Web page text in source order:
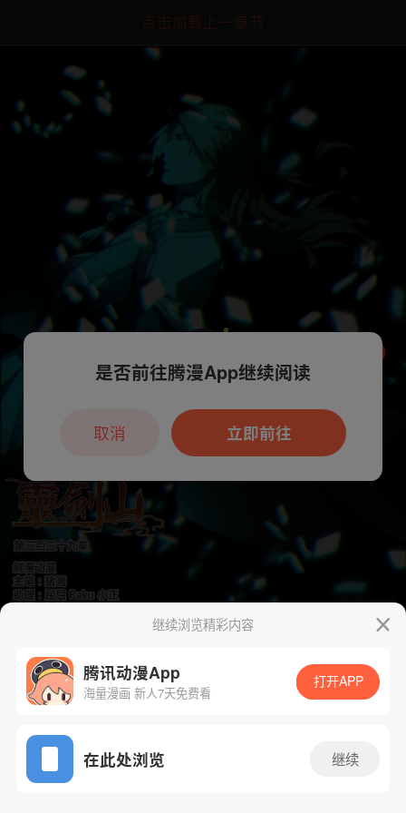
点击加载上一章节
App免费看
下一话 腾漫App免费看
继续浏览精彩内容
腾讯动漫App
海量漫画 新人7天免费看
打开APP
在此处浏览 继续
本章节仅支持App阅读，可打开App新用
户7天免费看
是否前往腾漫App继续阅读
立即前往
取消